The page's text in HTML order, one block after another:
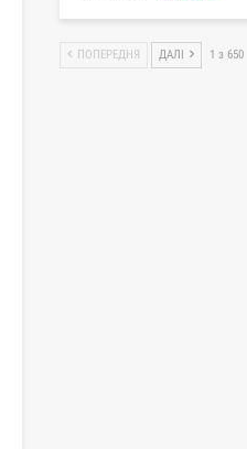
ПОПЕРЕДНЯ ДАЛІ 1 з 650